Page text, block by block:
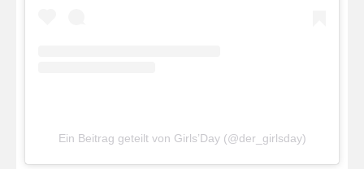
Ein Beitrag geteilt von Girls’Day (@der_girlsday)